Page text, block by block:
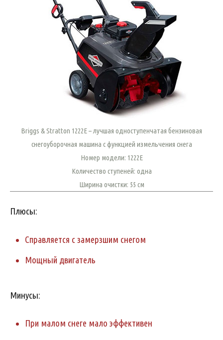
Briggs & Stratton 1222E – лучшая одноступенчатая бензиновая
снегоуборочная машина с функцией измельчения снега
Номер модели: 1222E
Количество ступеней: одна
Ширина очистки: 55 см
Плюсы:
Справляется с замерзшим снегом
Мощный двигатель
Минусы:
При малом снеге мало эффективен